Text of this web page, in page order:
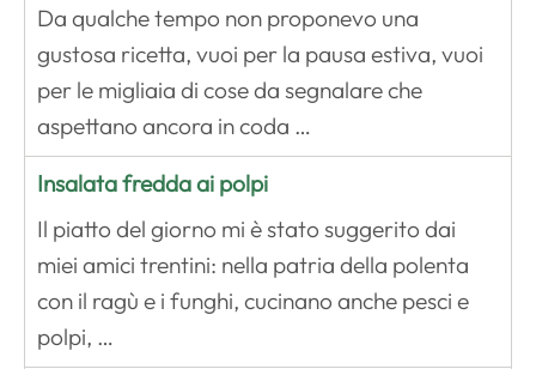
Da qualche tempo non proponevo una
gustosa ricetta, vuoi per la pausa estiva, vuoi
per le migliaia di cose da segnalare che
aspettano ancora in coda …
Insalata fredda ai polpi
Il piatto del giorno mi è stato suggerito dai
miei amici trentini: nella patria della polenta
con il ragù e i funghi, cucinano anche pesci e
polpi, …